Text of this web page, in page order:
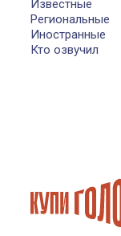
Известные
Региональные
Иностранные
Кто озвучил